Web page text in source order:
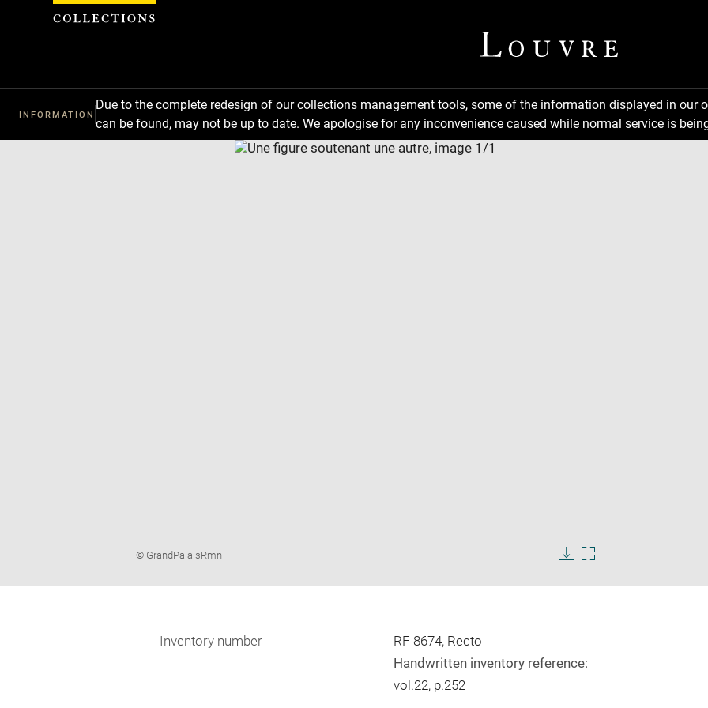
INFORMATION
Due to the complete redesign of our collections management tools, some of the information displayed in
can be found, may not be up to date. We apologise for any inconvenience caused while normal service is
new
Image
© GrandPalaisRmn
imageimage
Inventory number
RF 8674, Recto
Handwritten inventory reference:
vol.22, p.252
Cookies management panel